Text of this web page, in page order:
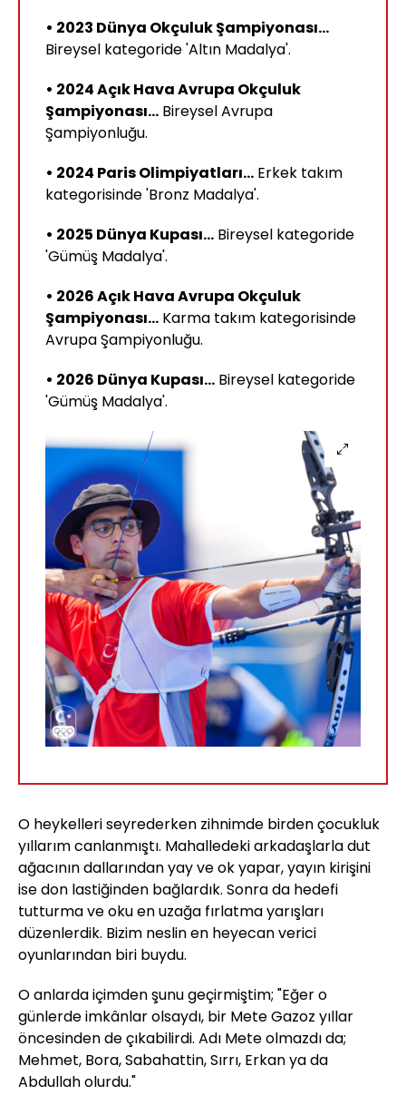
• 2023 Dünya Okçuluk Şampiyonası...
Bireysel kategoride 'Altın Madalya'.
• 2024 Açık Hava Avrupa Okçuluk
Şampiyonası... Bireysel Avrupa
Şampiyonluğu.
• 2024 Paris Olimpiyatları... Erkek takım
kategorisinde 'Bronz Madalya'.
• 2025 Dünya Kupası... Bireysel kategoride
'Gümüş Madalya'.
• 2026 Açık Hava Avrupa Okçuluk
Şampiyonası... Karma takım kategorisinde
Avrupa Şampiyonluğu.
• 2026 Dünya Kupası... Bireysel kategoride
'Gümüş Madalya'.
O heykelleri seyrederken zihnimde birden çocukluk
yıllarım canlanmıştı. Mahalledeki arkadaşlarla dut
ağacının dallarından yay ve ok yapar, yayın kirişini
ise don lastiğinden bağlardık. Sonra da hedefi
tutturma ve oku en uzağa fırlatma yarışları
düzenlerdik. Bizim neslin en heyecan verici
oyunlarından biri buydu.
O anlarda içimden şunu geçirmiştim; "Eğer o
günlerde imkânlar olsaydı, bir Mete Gazoz yıllar
öncesinden de çıkabilirdi. Adı Mete olmazdı da;
Mehmet, Bora, Sabahattin, Sırrı, Erkan ya da
Abdullah olurdu."